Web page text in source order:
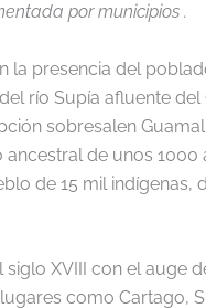
por municipios .
presencia del
río Supía afluente
sobresalen
de unos
de 15 mil
XVIII con el auge
como Cartago,